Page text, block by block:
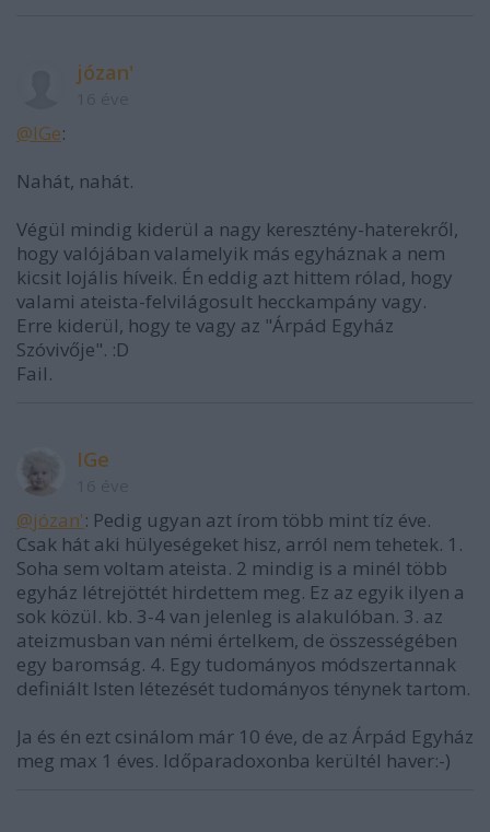
józan'
@IGe:
Nahát, nahát.
Végül mindig kiderül a nagy keresztény-haterekről,
hogy valójában valamelyik más egyháznak a nem
kicsit lojális híveik. Én eddig azt hittem rólad, hogy
valami ateista-felvilágosult hecckampány vagy.
Erre kiderül, hogy te vagy az "Árpád Egyház
Szóvivője". :D
Fail.
IGe
@józan': Pedig ugyan azt írom több mint tíz éve.
Csak hát aki hülyeségeket hisz, arról nem tehetek. 1.
Soha sem voltam ateista. 2 mindig is a minél több
egyház létrejöttét hirdettem meg. Ez az egyik ilyen a
sok közül. kb. 3-4 van jelenleg is alakulóban. 3. az
ateizmusban van némi értelkem, de összességében
egy baromság. 4. Egy tudományos módszertannak
definiált Isten létezését tudományos ténynek tartom.
Ja és én ezt csinálom már 10 éve, de az Árpád Egyház
meg max 1 éves. Időparadoxonba kerültél haver:-)